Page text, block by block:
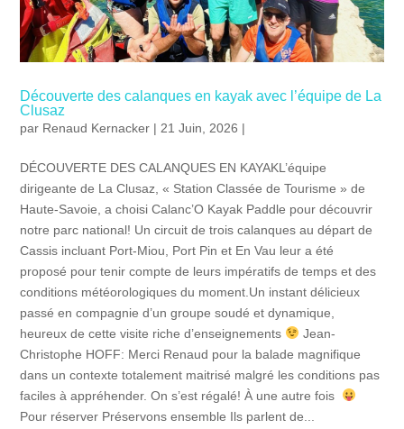
Découverte des calanques en kayak avec l’équipe de La
Clusaz
par Renaud Kernacker | 21 Juin, 2026 |
DÉCOUVERTE DES CALANQUES EN KAYAKL’équipe
dirigeante de La Clusaz, « Station Classée de Tourisme » de
Haute-Savoie, a choisi Calanc’O Kayak Paddle pour découvrir
notre parc national! Un circuit de trois calanques au départ de
Cassis incluant Port-Miou, Port Pin et En Vau leur a été
proposé pour tenir compte de leurs impératifs de temps et des
conditions météorologiques du moment.Un instant délicieux
passé en compagnie d’un groupe soudé et dynamique,
heureux de cette visite riche d’enseignements
Jean-
Christophe HOFF: Merci Renaud pour la balade magnifique
dans un contexte totalement maitrisé malgré les conditions pas
faciles à appréhender. On s’est régalé! À une autre fois
Pour réserver Préservons ensemble Ils parlent de...